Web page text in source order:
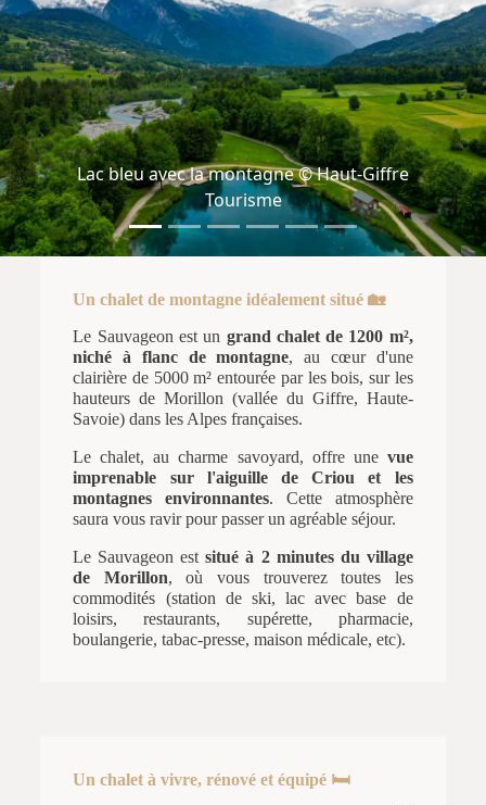
Lac bleu avec la montagne © Haut-Giffre
Tourisme
Un chalet de montagne idéalement situé 🏡
Le Sauvageon est un grand chalet de 1200 m²,
niché à flanc de montagne, au cœur d'une
clairière de 5000 m² entourée par les bois, sur les
hauteurs de Morillon (vallée du Giffre, Haute-
Savoie) dans les Alpes françaises.
Le chalet, au charme savoyard, offre une vue
imprenable sur l'aiguille de Criou et les
montagnes environnantes. Cette atmosphère
saura vous ravir pour passer un agréable séjour.
Le Sauvageon estsitué à 2 minutes du village
de Morillon, où vous trouverez toutes les
commodités (station de ski, lac avec base de
loisirs, restaurants, supérette, pharmacie,
boulangerie, tabac-presse, maison médicale, etc).
Un chalet à vivre, rénové et équipé 🛏️